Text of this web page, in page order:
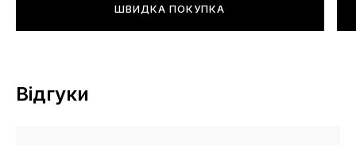
ШВИДКА ПОКУПКА
Відгуки